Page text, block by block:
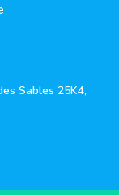
Sables 25K4,